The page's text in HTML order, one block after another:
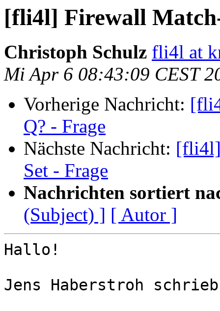
[fli4l] Firewall
Christoph Schulz fli4l at
Mi Apr 6 08:43:09 CEST
Vorherige Nachricht:
Q? - Frage
Nächste Nachricht: [fli4l]
Set - Frage
Nachrichten sortiert
(Subject) ] [ Autor ]
Hallo!
Jens Haberstroh